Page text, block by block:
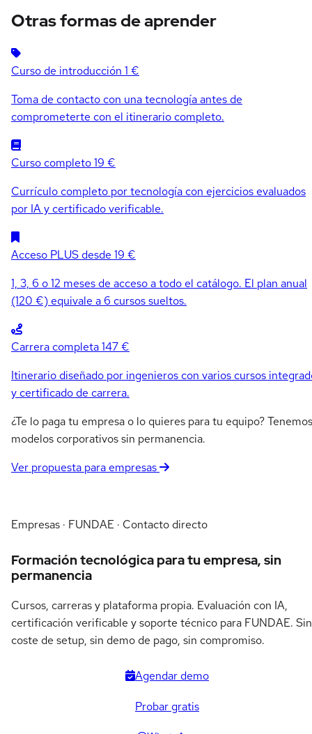
Otras formas de aprender
Curso de introducción 1 €
Toma de contacto con una tecnología antes de
comprometerte con el itinerario completo.
Curso completo19 €
Currículo completo por tecnología con ejercicios evaluados
por IA y certificado verificable.
Acceso PLUS desde 19 €
1, 3, 6 o 12 meses de acceso a todo el catálogo. El plan anual
(120 €) equivale a 6 cursos sueltos.
Carrera completa147 €
Itinerario diseñado por ingenieros con varios cursos
y certificado de carrera.
¿Te lo paga tu empresa o lo quieres para tu equipo? Tenemos
modelos corporativos sin permanencia.
Ver propuesta para empresas
Empresas · FUNDAE · Contacto directo
Formación tecnológica para tu empresa, sin
permanencia
Cursos, carreras y plataforma propia. Evaluación con IA,
certificación verificable y soporte técnico para FUNDAE. Sin
coste de setup, sin demo de pago, sin compromiso.
Agendar demo
Probar gratis